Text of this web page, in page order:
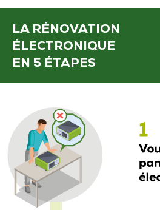
LA RÉNOVATION
ÉLECTRONIQUE
EN 5 ÉTAPES